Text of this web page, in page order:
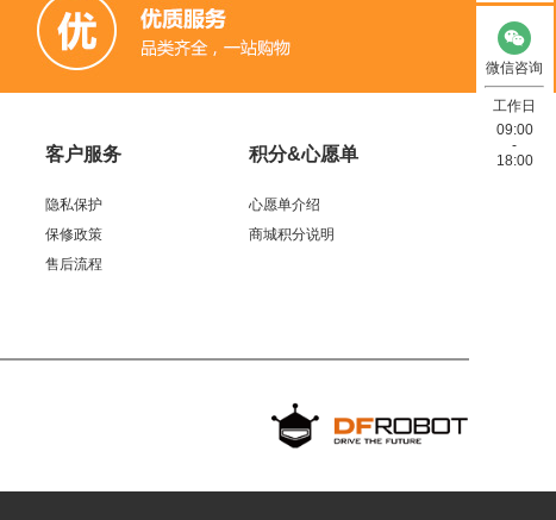
客户服务
隐私保护
保修政策
售后流程
积分&心愿单
心愿单介绍
商城积分说明
微信咨询
工作日
09:00
-
18:00